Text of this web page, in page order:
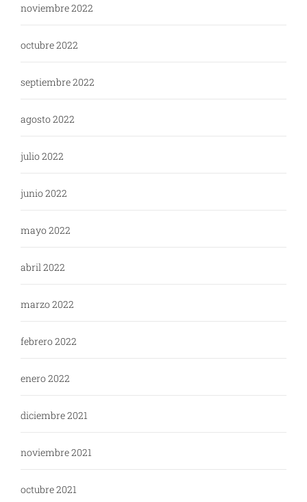
noviembre 2022
octubre 2022
septiembre 2022
agosto 2022
julio 2022
junio 2022
mayo 2022
abril 2022
marzo 2022
febrero 2022
enero 2022
diciembre 2021
noviembre 2021
octubre 2021